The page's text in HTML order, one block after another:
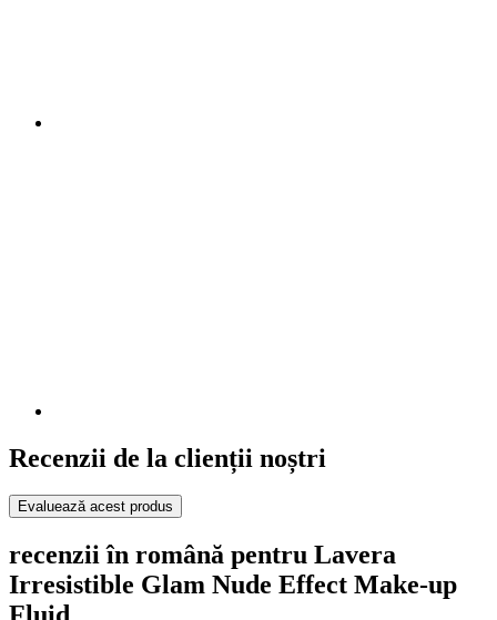
Recenzii de la clienții noștri
Evaluează acest produs
recenzii în română pentru Lavera
Irresistible Glam Nude Effect Make-up